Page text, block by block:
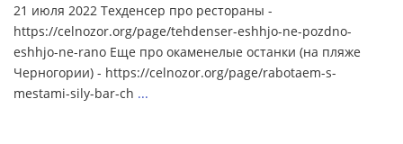
21 июля 2022 Техденсер про рестораны -
https://celnozor.org/page/tehdenser-eshhjo-ne-pozdno-
eshhjo-ne-rano Еще про окаменелые останки (на пляже
Черногории) - https://celnozor.org/page/rabotaem-s-
mestami-sily-bar-ch ...